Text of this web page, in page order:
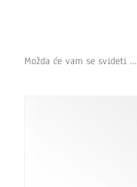
Možda će vam se svideti …